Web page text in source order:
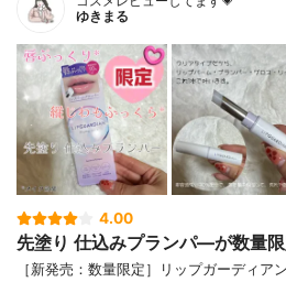
ゆきまる
4.00
先塗り 仕込みプランパ―が数量限
［新発売：数量限定］リップガーディア